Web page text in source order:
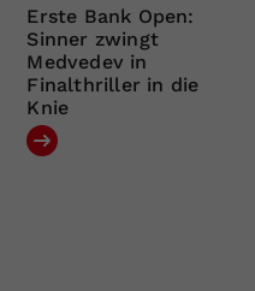
Erste Bank Open:
Sinner zwingt
Medvedev in
Finalthriller in die
Knie